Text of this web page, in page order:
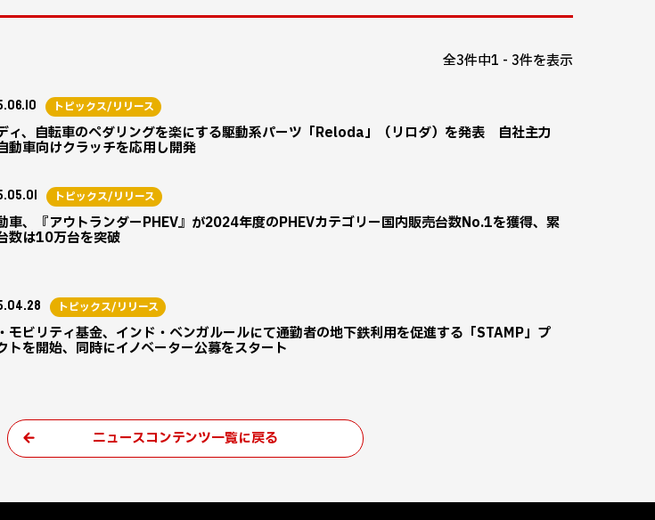
全3件中1 - 3件を表示
ィ、自転車のペダリングを楽にする駆動系パーツ「Reloda」（リロダ）を発表 自社主力
動車向けクラッチを応用し開発
トピックス/リリース
車、『アウトランダーPHEV』が2024年度のPHEVカテゴリー国内販売台数No.1を獲得、累
数は10万台を突破
トピックス/リリース
モビリティ基金、インド・ベンガルールにて通勤者の地下鉄利用を促進する「STAMP」プ
トを開始、同時にイノベーター公募をスタート
トピックス/リリース
ニュースコンテンツ一覧に戻る